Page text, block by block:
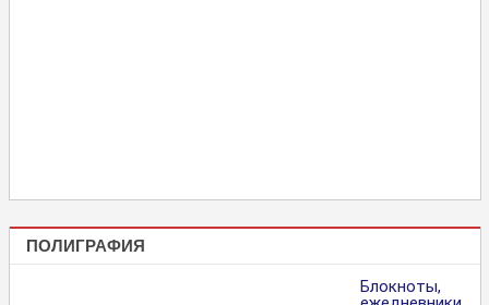
ПОЛИГРАФИЯ
Блокноты,